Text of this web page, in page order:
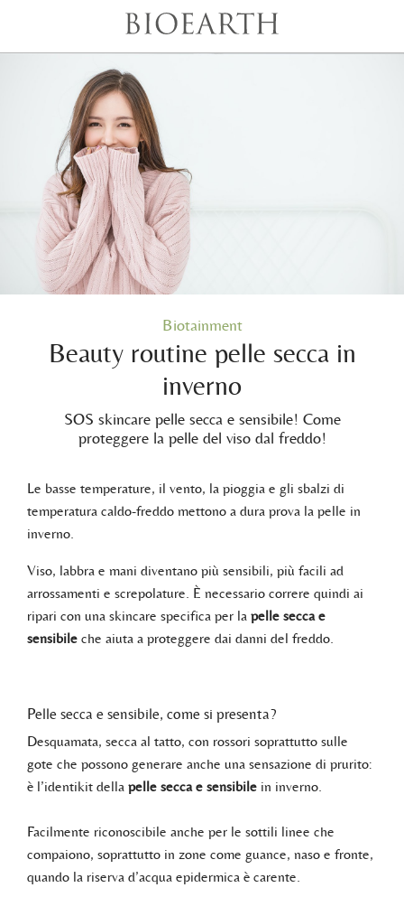
Biotainment
Beauty routine pelle secca in
inverno
SOS skincare pelle secca e sensibile! Come
proteggere la pelle del viso dal freddo!
Le basse temperature, il vento, la pioggia e gli sbalzi di
temperatura caldo-freddo mettono a dura prova la pelle in
inverno.
Viso, labbra e mani diventano più sensibili, più facili ad
arrossamenti e screpolature. È necessario correre quindi ai
ripari con una skincare specifica per la pelle secca e
sensibile che aiuta a proteggere dai danni del freddo.
Pelle secca e sensibile, come si presenta?
Desquamata, secca al tatto, con rossori soprattutto sulle
gote che possono generare anche una sensazione di prurito:
è l’identikit della pelle secca e sensibile in inverno.
Facilmente riconoscibile anche per le sottili linee che
compaiono, soprattutto in zone come guance, naso e fronte,
quando la riserva d’acqua epidermica è carente.